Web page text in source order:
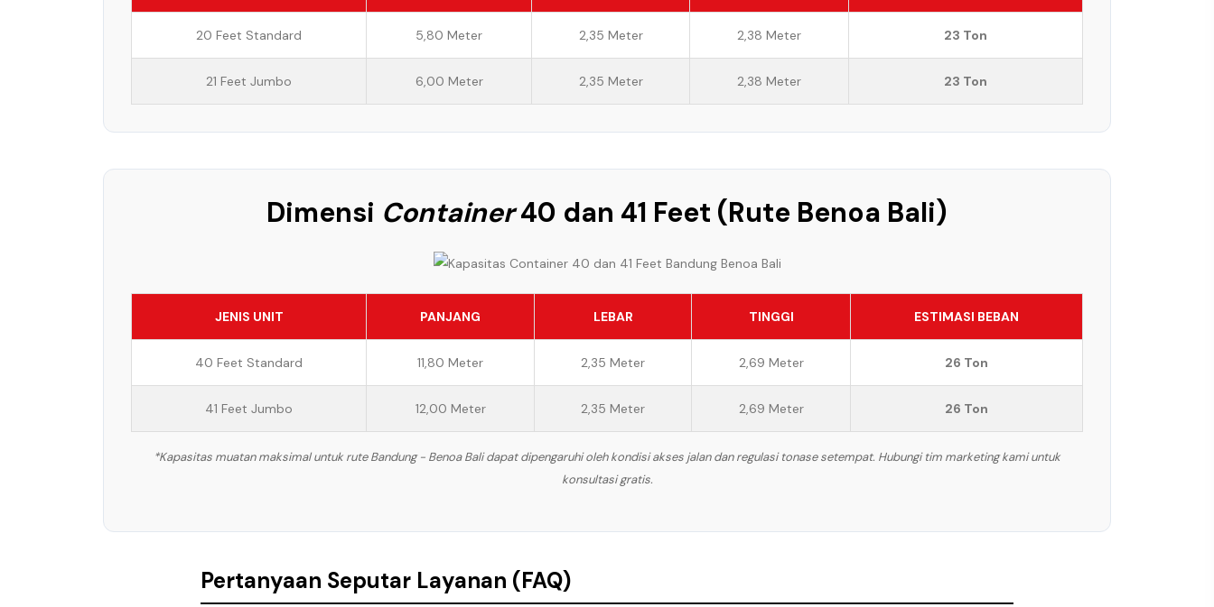
20 Feet Standard 5,80 Meter 2,35 Meter 2,38 Meter 23 Ton
21 Feet Jumbo 6,00 Meter 2,35 Meter 2,38 Meter 23 Ton
Dimensi Container40 dan 41 Feet (Rute Benoa Bali)
JENIS UNIT PANJANG LEBAR TINGGI ESTIMASI BEBAN
40 Feet Standard 11,80 Meter 2,35 Meter 2,69 Meter 26 Ton
41 Feet Jumbo 12,00 Meter 2,35 Meter 2,69 Meter 26 Ton
*Kapasitas muatan maksimal untuk rute Bandung - Benoa Bali dapat dipengaruhi oleh kondisi akses jalan dan regulasi tonase setempat. Hubungi tim marketing kami untuk
konsultasi gratis.
Pertanyaan Seputar Layanan (FAQ)